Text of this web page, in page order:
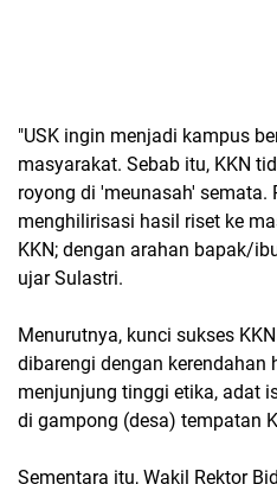
"USK ingin menjadi kampus
masyarakat. Sebab itu, KKN
royong di 'meunasah' semata.
menghilirisasi hasil riset ke
KKN; dengan arahan bapak/
ujar Sulastri.
Menurutnya, kunci sukses
dibarengi dengan
menjunjung tinggi etika, adat
di gampong (desa) tempatan
Sementara itu, Wakil Rektor